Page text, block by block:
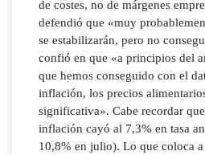
de costes, no de márgenes
defendió que «muy
se estabilizarán, pero no
confió en que «a principios del
que hemos conseguido con el
inflación, los precios
significativa». Cabe recordar
inflación cayó al 7,3% en tasa
10,8% en julio). Lo que coloca a